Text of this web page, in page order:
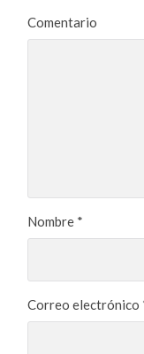
Comentario
Nombre *
Correo electrónico